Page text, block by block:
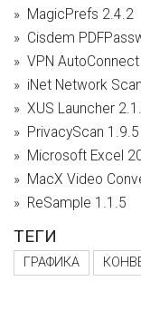
MagicPrefs 2.4.2
Cisdem
VPN AutoConnect
iNet Network
XUS Launcher
PrivacyScan 1.9.5
Microsoft Excel
MacX Video
ReSample 1.1.5
ТЕГИ
ГРАФИКА